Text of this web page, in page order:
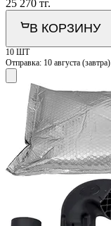
25 270 тг.
В КОРЗИНУ
10 ШТ
Отправка: 10 августа (завтра)